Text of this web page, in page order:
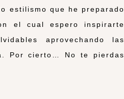
estilismo que he preparado
el cual espero inspirarte
aprovechando las
Por cierto… No te pierdas